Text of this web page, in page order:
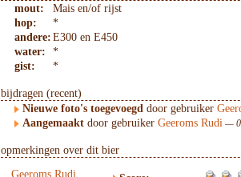
mout:
Mais en/of rijst
hop:
*
andere: E300 en E450
water:
*
gist:
*
bijdragen (recent)
Nieuwe foto's toegevoegd door gebruiker
Aangemaakt door gebruiker Geeroms Rudi —
opmerkingen over dit bier
Geeroms Rudi